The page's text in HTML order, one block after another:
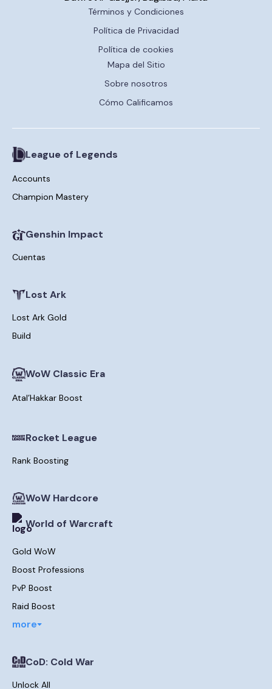
Términos y Condiciones
Política de Privacidad
Política de cookies
Mapa del Sitio
Sobre nosotros
Cómo Calificamos
League of Legends
Accounts
Champion Mastery
Genshin Impact
Cuentas
Lost Ark
Lost Ark Gold
Build
WoW Classic Era
Аtal’Hakkar Boost
Rocket League
Rank Boosting
WoW Hardcore
World of Warcraft
Gold WoW
Boost Professions
PvP Boost
Raid Boost
more
CoD: Cold War
Unlock All